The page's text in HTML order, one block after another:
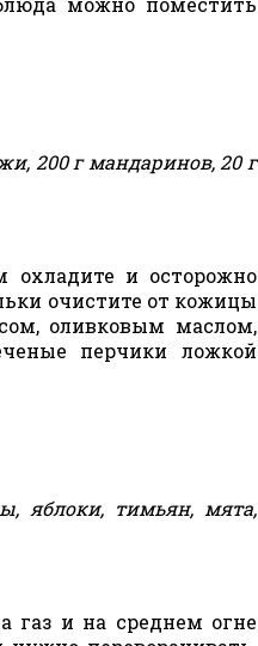
200 г мандаринов, 20 г
и осторожно
очистите от кожицы
оливковым маслом,
перчики ложкой
яблоки, тимьян, мята,
газ и на среднем огне